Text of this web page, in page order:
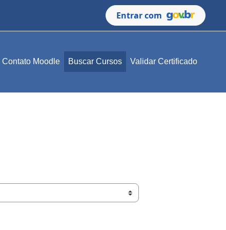
Entrar com
Contato Moodle Buscar Cursos Validar Certificado